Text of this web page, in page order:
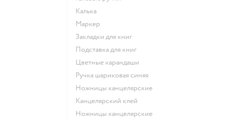
Калька
Маркер
Закладки для книг
Подставка для книг
Цветные карандаши
Ручка шариковая синяя
Ножницы канцелярские
Канцелярский клей
Ножницы канцелярские